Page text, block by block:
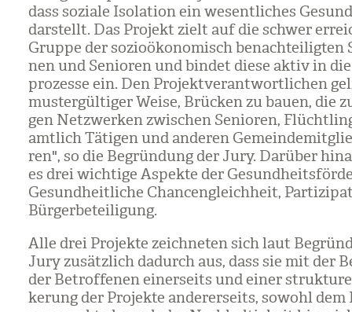
dass soziale Iso­la­tion ein wesent­li­ches
dar­stellt. Das Pro­jekt zielt auf die schwer
Gruppe der sozio­öko­no­misch
nen und Senio­ren und bin­det diese aktiv in
pro­zesse ein. Den Pro­jekt­ver­ant­wort­li­chen
mus­ter­gül­ti­ger Weise, Brü­cken zu bauen, die
gen Netz­wer­ken zwi­schen Senio­ren,
amt­lich Täti­gen und ande­ren
ren", so die Begrün­dung der Jury. Dar­über
es drei wich­tige Aspekte der
Gesund­heit­li­che Chan­cen­gleich­heit,
Bür­ger­be­tei­li­gung.
Alle drei Pro­jekte zeich­ne­ten sich laut
Jury zusätz­lich dadurch aus, dass sie mit der
der Betrof­fe­nen einer­seits und einer
ke­rung der Pro­jekte ande­rer­seits, sowohl